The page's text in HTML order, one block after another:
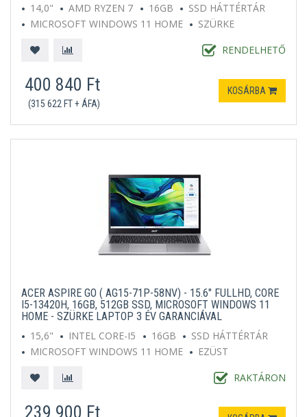
14,0"
AMD RYZEN 7 16GB
SSD HÁTTÉRTÁR
MICROSOFT WINDOWS 11 HOME
SZÜRKE
RENDELHETŐ
400 840 Ft
(315 622 FT + ÁFA)
KOSÁRBA
ACER ASPIRE GO ( AG15-71P-58NV) - 15.6" FULLHD, CORE
I5-13420H, 16GB, 512GB SSD, MICROSOFT WINDOWS 11
HOME - SZÜRKE LAPTOP 3 ÉV GARANCIÁVAL
15,6"
INTEL CORE-I5 16GB
SSD HÁTTÉRTÁR
MICROSOFT WINDOWS 11 HOME
EZÜST
RAKTÁRON
239 900 Ft